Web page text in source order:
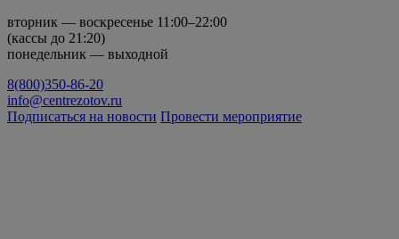
вторник — воскресенье 11:00–22:00
(кассы до 21:20)
понедельник — выходной
8(800)350-86-20
info@centrezotov.ru
Подписаться на новости Провести мероприятие